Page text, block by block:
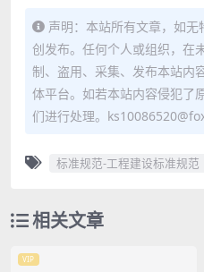
声明：本站所有文章，如
创发布。任何个人或组织，在
制、盗用、采集、发布本站内
体平台。如若本站内容侵犯了
们进行处理。
标准规范-工程建设标准规范
相关文章
VIP